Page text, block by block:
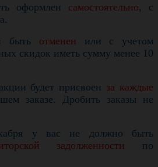
оформлен самостоятельно, с
быть отменен или с учетом
скидок иметь сумму менее 10
будет присвоен за каждые
заказе. Дробить заказы не
у вас не должно быть
задолженности по